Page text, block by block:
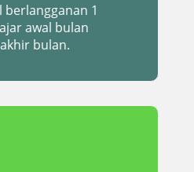
1
awal bulan
bulan.